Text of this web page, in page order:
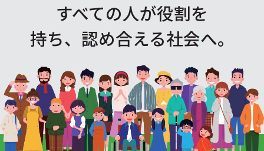
すべての人が役割を
持ち、認め合える社会へ。